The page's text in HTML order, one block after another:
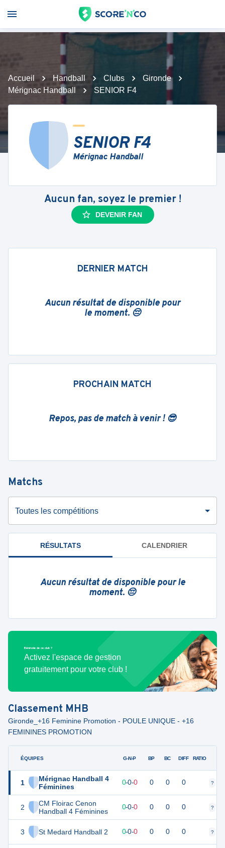
Accueil Handball Clubs
Gironde
Mérignac Handball
SENIOR F4
SENIOR F4
Mérignac Handball
Aucun fan, soyez le premier !
DEVENIR FAN
DERNIER MATCH
Aucun résultat de disponible pour
le moment. 😔
PROCHAIN MATCH
Repos, pas de match à venir ! 😎
Matchs
Toutes les compétitions
RÉSULTATS CALENDRIER
Aucun résultat de disponible pour le
moment. 😔
Bénévole de ce club ?
Activez l'espace de gestion
gratuitement pour votre club !
Classement MHB
Gironde_+16 Feminine Promotion - POULE UNIQUE - +16
FEMININES PROMOTION
ÉQUIPES
1
Mérignac Handball 4
Féminines
2
CM Floirac Cenon
Handball 4 Féminines
3 St Medard Handball 2
G-N-P BP BC DIFF RATIO
0 0 0-0-0 0 0 0 ?
0 0-0-0 0 0 0 ?
0 0 0-0-0 0 0 0 ?